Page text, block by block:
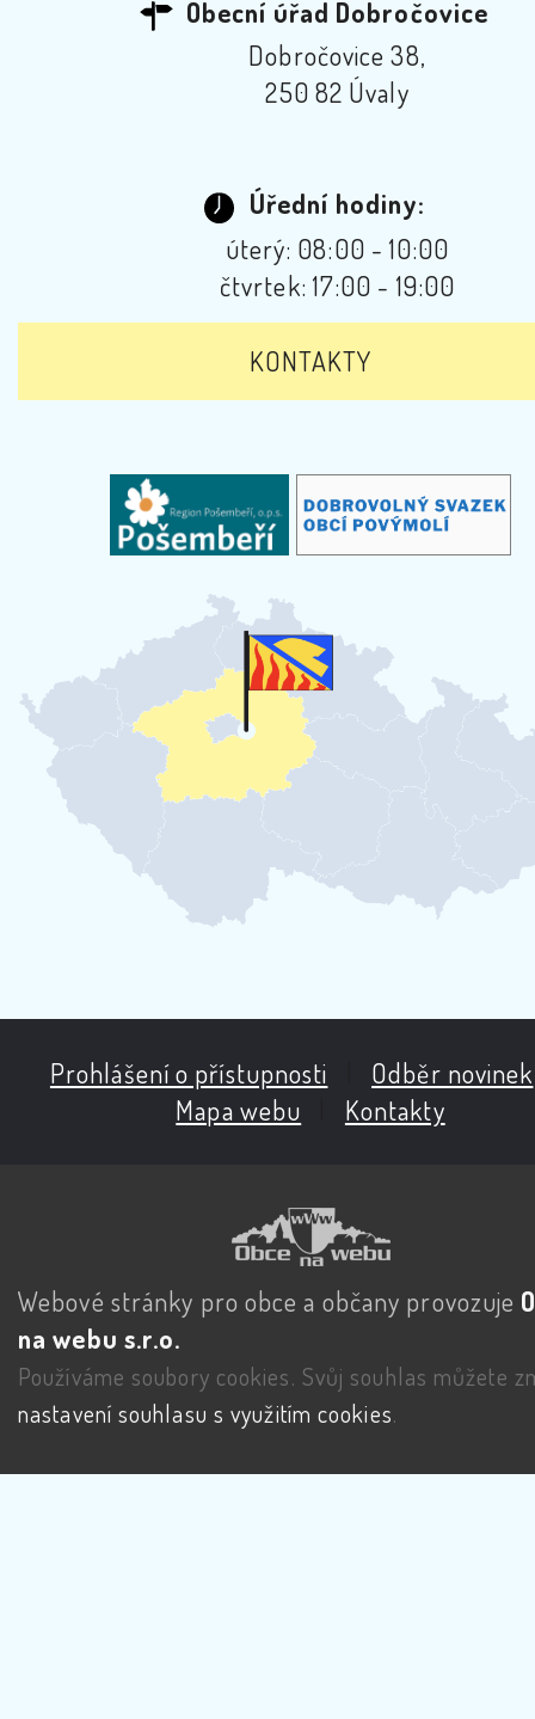
Obecní úřad Dobročovice
Dobročovice 38,
250 82 Úvaly
Úřední hodiny:
úterý: 08:00 - 10:00
čtvrtek: 17:00 - 19:00
KONTAKTY
Prohlášení o přístupnosti Odběr novinek
Mapa webu
Kontakty
Webové stránky pro obce a občany provozuje
na webu s.r.o.
Používáme soubory cookies. Svůj souhlas můžete
nastavení souhlasu s využitím cookies.